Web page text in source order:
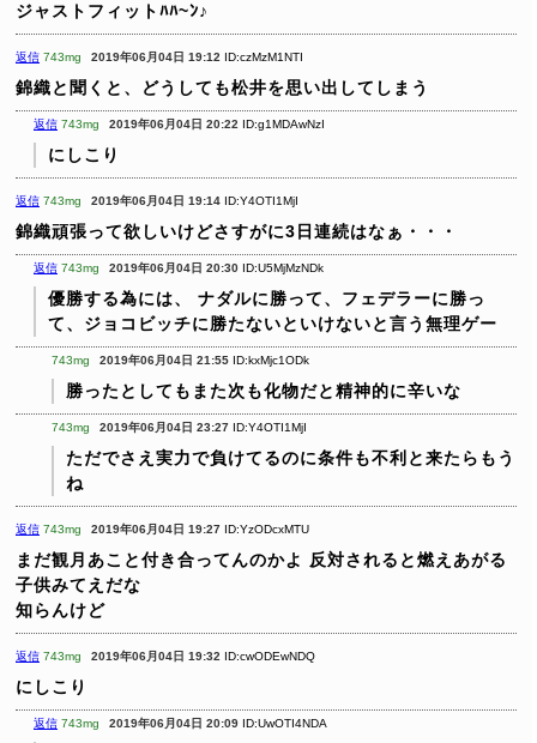
ジャストフィットﾊﾊ~ﾝ♪
返信 743mg 2019年06月04日 19:12 ID:czMzM1NTI
錦織と聞くと、どうしても松井を思い出してしまう
返信 743mg 2019年06月04日 20:22 ID:g1MDAwNzI
にしこり
返信 743mg 2019年06月04日 19:14 ID:Y4OTI1MjI
錦織頑張って欲しいけどさすがに3日連続はなぁ・・・
返信 743mg 2019年06月04日 20:30 ID:U5MjMzNDk
優勝する為には、
ナダルに勝って、フェデラーに勝っ
て、ジョコビッチに勝たないといけないと言う無理ゲー
743mg 2019年06月04日 21:55 ID:kxMjc1ODk
勝ったとしてもまた次も化物だと精神的に辛いな
743mg 2019年06月04日 23:27 ID:Y4OTI1MjI
ただでさえ実力で負けてるのに条件も不利と来たらもう
ね
返信 743mg 2019年06月04日 19:27 ID:YzODcxMTU
まだ観月あこと付き合ってんのかよ 反対されると燃えあがる
子供みてえだな
知らんけど
返信 743mg 2019年06月04日 19:32 ID:cwODEwNDQ
にしこり
返信 743mg 2019年06月04日 20:09 ID:UwOTI4NDA